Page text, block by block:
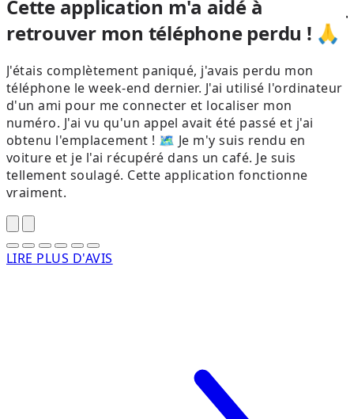
Cette application m'a aidé à
retrouver mon téléphone perdu ! 🙏
J'étais complètement paniqué, j'avais perdu mon
téléphone le week-end dernier. J'ai utilisé l'ordinateur
d'un ami pour me connecter et localiser mon
numéro. J'ai vu qu'un appel avait été passé et j'ai
obtenu l'emplacement ! 🗺️ Je m'y suis rendu en
voiture et je l'ai récupéré dans un café. Je suis
tellement soulagé. Cette application fonctionne
vraiment.
LIRE PLUS D'AVIS